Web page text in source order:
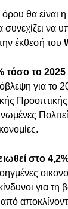
θα είναι
συνεχίζει
έκθεσή του
το 2025
για το
στο
για τη